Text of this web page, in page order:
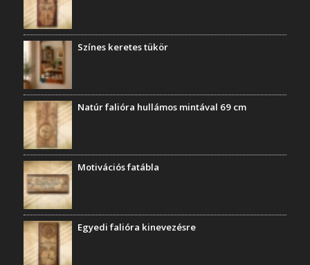
Színes keretes tükör
Natúr falióra hullámos mintával 69 cm
Motivációs fatábla
Egyedi falióra kinevezésre